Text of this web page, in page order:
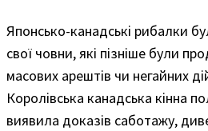
Японсько-канадські рибалки
свої човни, які пізніше були
масових арештів чи негайних
Королівська канадська кінна
виявила доказів саботажу,